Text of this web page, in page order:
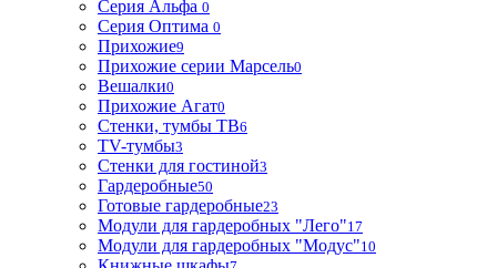
Серия Альфа 0
Серия Оптима 0
Прихожие9
Прихожие серии Марсель0
Вешалки0
Прихожие Агат0
Стенки, тумбы ТВ6
TV-тумбы3
Стенки для гостиной3
Гардеробные50
Готовые гардеробные23
Модули для гардеробных "Лего"17
Модули для гардеробных "Модус"10